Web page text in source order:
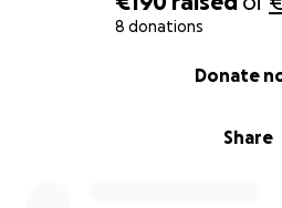
8 donations
Share
Donate